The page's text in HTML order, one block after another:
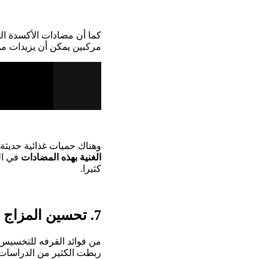
كما أن مضادات الأكسدة
مركبين يمكن أن يزيدات
وهناك حميات غذائية
الغنية بهذه المضادات في
كثيرا.
7. تحسين المزاج
من فوائد القرفه
ربطت الكثير من